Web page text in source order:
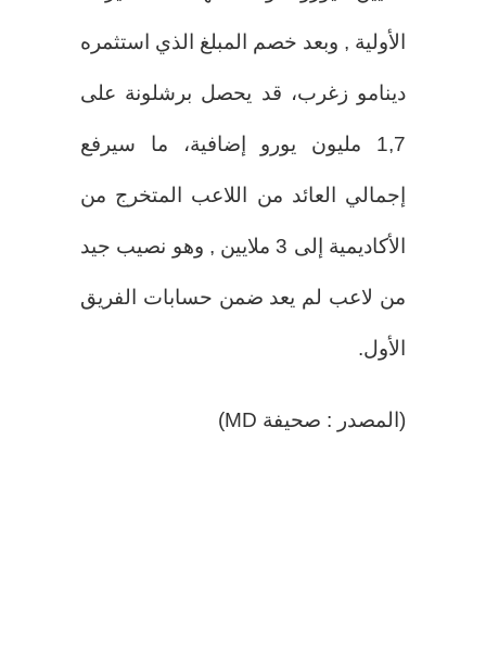
الأولية , وبعد خصم المبلغ الذي استثمره
دينامو زغرب، قد يحصل برشلونة على
1,7 مليون يورو إضافية، ما سيرفع
إجمالي العائد من اللاعب المتخرج من
الأكاديمية إلى 3 ملايين , وهو نصيب جيد
من لاعب لم يعد ضمن حسابات الفريق
الأول.
(المصدر : صحيفة MD)